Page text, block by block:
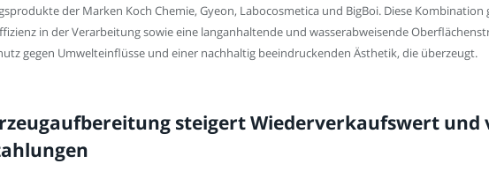
der Marken Koch Chemie, Gyeon, Labocosmetica und BigBoi. Diese
in der Verarbeitung sowie eine langanhaltende und wasserabweisende
gegen Umwelteinflüsse und einer nachhaltig beeindruckenden Ästhetik, die überzeugt.
steigert Wiederverkaufswert